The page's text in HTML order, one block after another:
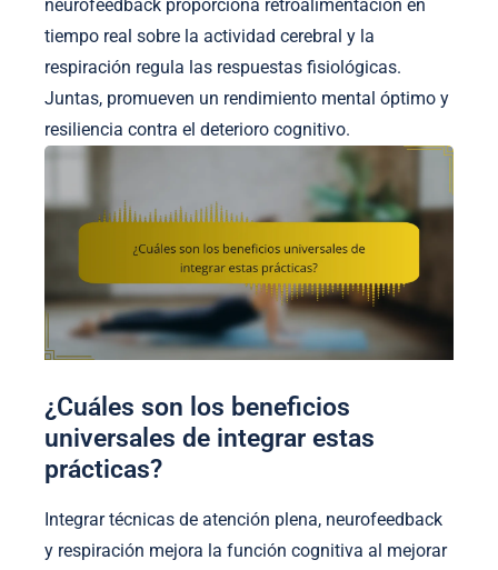
neurofeedback proporciona retroalimentación en
tiempo real sobre la actividad cerebral y la
respiración regula las respuestas fisiológicas.
Juntas, promueven un rendimiento mental óptimo y
resiliencia contra el deterioro cognitivo.
¿Cuáles son los beneficios
universales de integrar estas
prácticas?
Integrar técnicas de atención plena, neurofeedback
y respiración mejora la función cognitiva al mejorar